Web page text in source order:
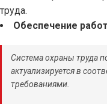
труда.
Обеспечение
Система охраны труда
актуализируется в
требованиями.